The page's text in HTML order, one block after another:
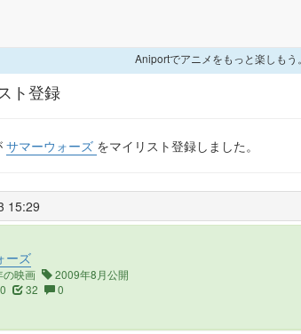
Aniportでアニメをもっと楽しもう。
ト登録
サマーウォーズ をマイリスト登録しました。
15:29
ーズ
の映画
2009年8月公開
32 0